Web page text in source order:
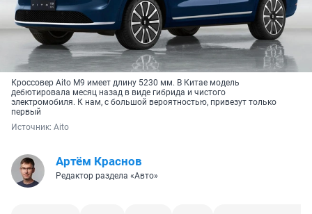
Кроссовер Aito M9 имеет длину 5230 мм. В Китае модель
дебютировала месяц назад в виде гибрида и чистого
электромобиля. К нам, с большой вероятностью, привезут только
первый
Источник: Aito
Артём Краснов
Редактор раздела «Авто»